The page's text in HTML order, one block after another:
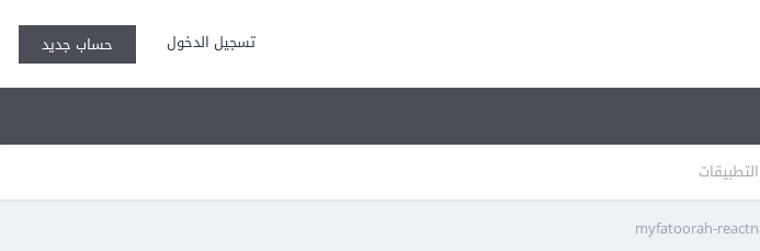
تسجيل الدخول حساب جديد